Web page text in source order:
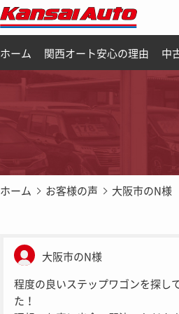
ホーム 関西オート安心の理由 中
ホーム お客様の声 大阪市のN様
大阪市のN様
程度の良いステップワゴンを探し
た！